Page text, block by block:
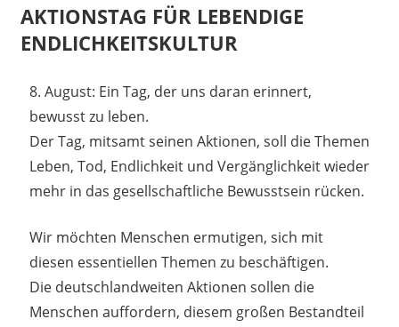
AKTIONSTAG FÜR LEBENDIGE
ENDLICHKEITSKULTUR
8. August: Ein Tag, der uns daran erinnert,
bewusst zu leben.
Der Tag, mitsamt seinen Aktionen, soll die Themen
Leben, Tod, Endlichkeit und Vergänglichkeit wieder
mehr in das gesellschaftliche Bewusstsein rücken.
Wir möchten Menschen ermutigen, sich mit
diesen essentiellen Themen zu beschäftigen.
Die deutschlandweiten Aktionen sollen die
Menschen auffordern, diesem großen Bestandteil